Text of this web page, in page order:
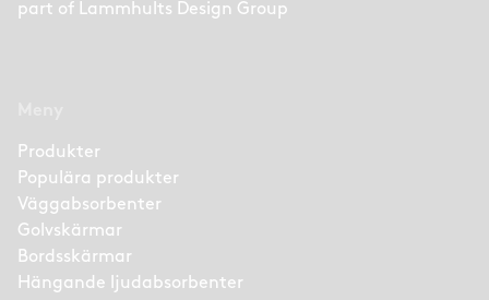
part of Lammhults Design Group
Produkter
Populära produkter
Väggabsorbenter
Golvskärmar
Bordsskärmar
Hängande ljudabsorbenter